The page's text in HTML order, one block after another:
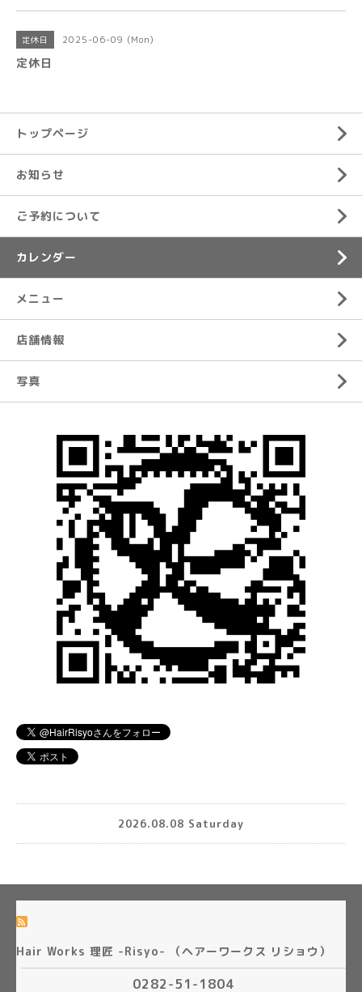
定休日 2025-06-09 (Mon)
定休日
トップページ
お知らせ
ご予約について
カレンダー
メニュー
店舗情報
写真
2026.08.08 Saturday
Hair Works 理匠 -Risyo- （ヘアーワークス リショウ）
0282-51-1804